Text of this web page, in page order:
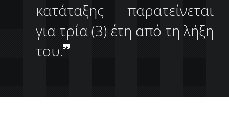
κατάταξης παρατείνεται
για τρία (3) έτη από τη λήξη
του.